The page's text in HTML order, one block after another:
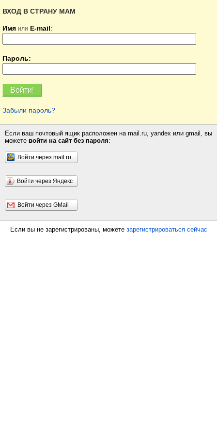
ВХОД В СТРАНУ МАМ
Имя или E-mail:
Пароль:
Забыли пароль?
Если ваш почтовый ящик расположен на mail.ru, yandex или gmail, вы
можете войти на сайт без пароля:
Войти через mail.ru
Войти через Яндекс
Войти через GMail
Если вы не зарегистрированы, можете зарегистрироваться сейчас